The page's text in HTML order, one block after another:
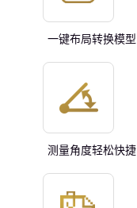
一键布局转换模型
测量角度轻松快捷